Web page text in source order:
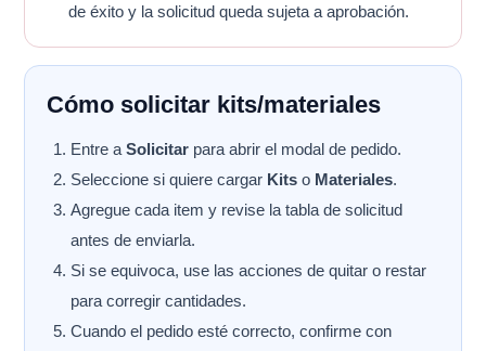
de éxito y la solicitud queda sujeta a aprobación.
Cómo solicitar kits/materiales
Entre aSolicitar para abrir el modal de pedido.
Seleccione si quiere cargar Kits o Materiales.
Agregue cada item y revise la tabla de solicitud
antes de enviarla.
Si se equivoca, use las acciones de quitar o restar
para corregir cantidades.
Cuando el pedido esté correcto, confirme con